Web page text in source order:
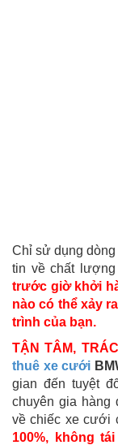
Chỉ sử dụng
tin về chất
trước giờ khởi
nào có thể xảy
trình của bạn.
TẬN TÂM,
thuê xe cưới
gian đến tuyệt
chuyên gia hàng
về chiếc xe cưới
100%, không